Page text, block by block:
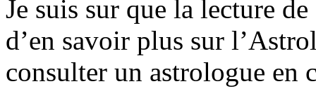
Je suis sur que la lecture
d’en savoir plus sur
consulter un astrologue en